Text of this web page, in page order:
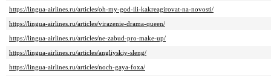
https://lingua-airlines.ru/articles/oh-my-god-ili-kakreagirovat-na-novosti/
https://lingua-airlines.ru/articles/virazenie-drama-queen/
https://lingua-airlines.ru/articles/ne-zabud-pro-make-up/
https://lingua-airlines.ru/articles/angliyskiy-sleng/
https://lingua-airlines.ru/articles/noch-gaya-foxa/